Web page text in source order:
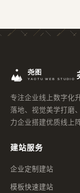
专注企业线上数字化
落地、视觉美学打磨
力企业搭建优质线上
建站服务
企业定制建站
模板快速建站